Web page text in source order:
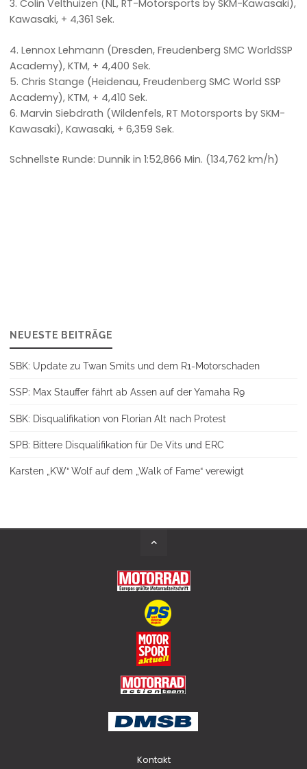
3. Colin Velthuizen (NL, RT-Motorsports by SKM-Kawasaki),
Kawasaki, + 4,361 Sek.
4. Lennox Lehmann (Dresden, Freudenberg SMC WorldSSP
Academy), KTM, + 4,400 Sek.
5. Chris Stange (Heidenau, Freudenberg SMC World SSP
Academy), KTM, + 4,410 Sek.
6. Marvin Siebdrath (Wildenfels, RT Motorsports by SKM-
Kawasaki), Kawasaki, + 6,359 Sek.
Schnellste Runde: Dunnik in 1:52,866 Min. (134,762 km/h)
NEUESTE BEITRÄGE
SBK: Update zu Twan Smits und dem R1-Motorschaden
SSP: Max Stauffer fährt ab Assen auf der Yamaha R9
SBK: Disqualifikation von Florian Alt nach Protest
SPB: Bittere Disqualifikation für De Vits und ERC
Karsten „KW“ Wolf auf dem „Walk of Fame“ verewigt
Kontakt
Back